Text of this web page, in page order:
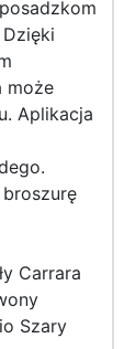
może
Aplikacja
Carrara
Szary